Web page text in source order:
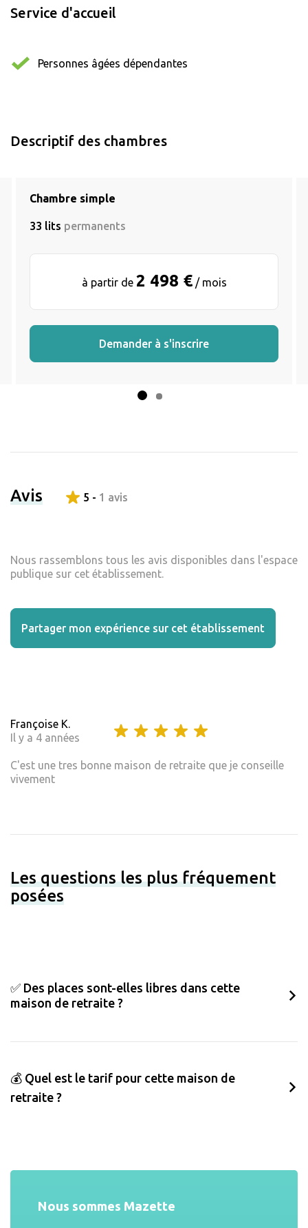
Service d'accueil
Personnes âgées dépendantes
Descriptif des chambres
Chambre simple
33 lits permanents
à partir de 2 498 €/ mois
Demander à s'inscrire
Avis 5 - 1 avis
Nous rassemblons tous les avis disponibles dans l'espace
publique sur cet établissement.
Partager mon expérience sur cet établissement
Françoise K.
Il y a 4 années
C'est une tres bonne maison de retraite que je conseille
vivement
Les questions les plus fréquement
posées
✅ Des places sont-elles libres dans cette
maison de retraite ?
💰 Quel est le tarif pour cette maison de
retraite ?
Nous sommes Mazette